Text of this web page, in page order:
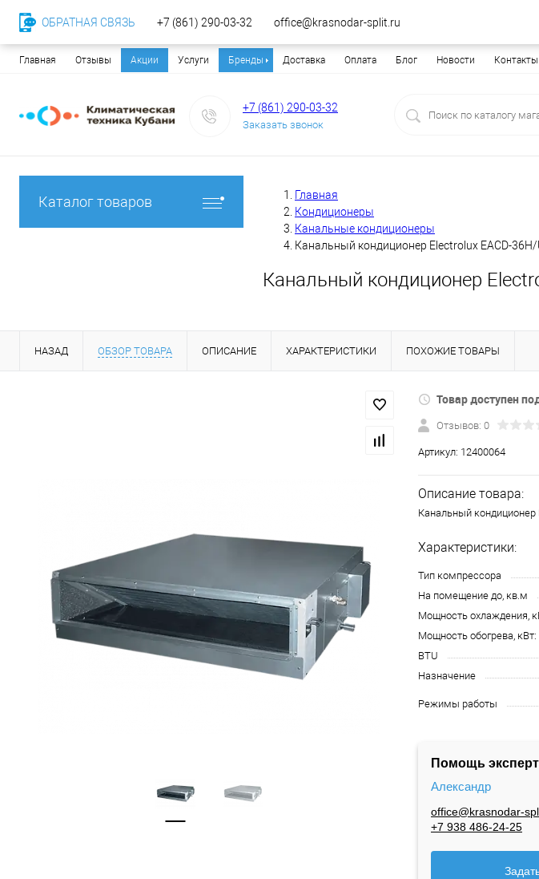
Главная Отзывы Акции Услуги Бренды Доставка Оплата Блог Новости Контакты
+7 (861) 290-03-32
Заказать звонок
Каталог товаров
Главная
Кондиционеры
Канальные кондиционеры
Канальный кондиционер Electrolux EACD-36H/
Канальный кондиционер
НАЗАД ОБЗОР ТОВАРА ОПИСАНИЕ ХАРАКТЕРИСТИКИ ПОХОЖИЕ ТОВАРЫ
Товар доступен
Отзывов: 0
Артикул: 12400064
Описание товара:
Канальный кондиционер
Характеристики:
Тип компрессора
На помещение до, кв.м
Мощность охлаждения,
Мощность обогрева, кВт:
BTU
Назначение
Режимы работы
Помощь
Александр
office@krasnodar-
+7 938 486-24-25
ОБРАТНАЯ СВЯЗЬ +7 (861) 290-03-32 office@krasnodar-split.ru